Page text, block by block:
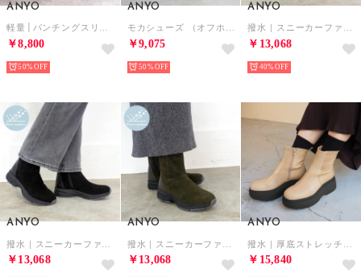
ANYO
軽量│パンチングスリッポン （オーク）
￥8,800
50%
ANYO
モカシューズ （オフホワイト）
￥9,075
50%
ANYO
撥水｜スニーカーファーブーツ （グレー）
￥13,068
40%
ANYO
￥13,068
ANYO
￥13,068
ANYO
￥15,840